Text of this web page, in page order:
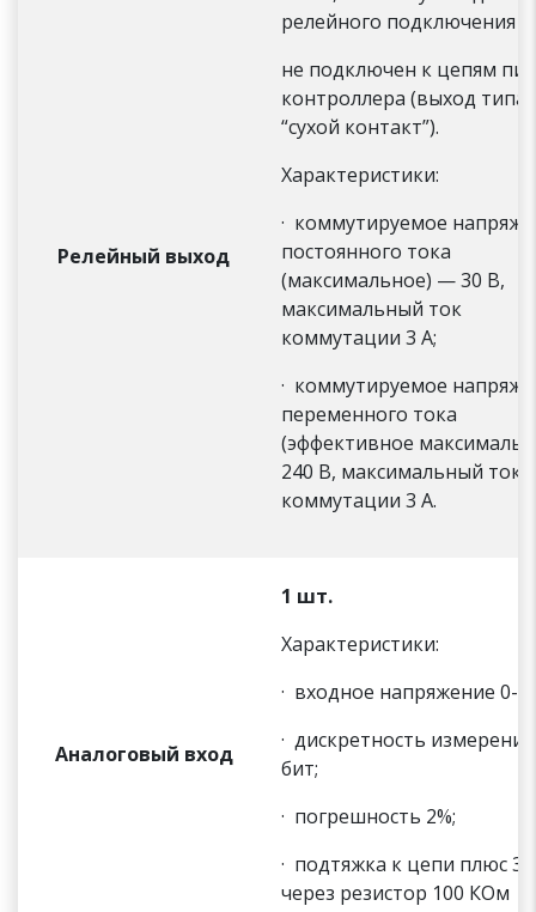
Релейный выход
релейного подключения
не подключен к цепям
контроллера (выход типа
“сухой контакт”).
Характеристики:
· коммутируемое
постоянного тока
(максимальное) — 30 В,
максимальный ток
коммутации 3 А;
· коммутируемое
переменного тока
(эффективное
240 В, максимальный ток
коммутации 3 А.
Аналоговый вход
1 шт.
Характеристики:
· входное напряжение 0-
· дискретность
бит;
· погрешность 2%;
· подтяжка к цепи плюс
через резистор 100 КОм